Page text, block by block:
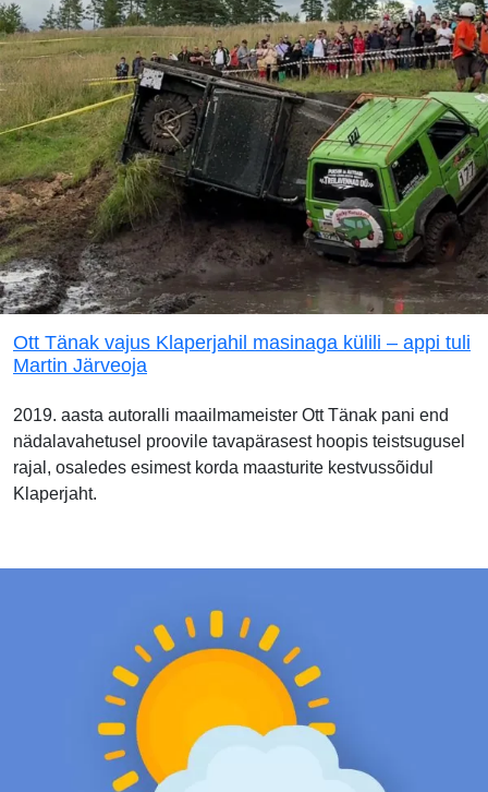
Ott Tänak vajus Klaperjahil masinaga külili – appi tuli
Martin Järveoja
2019. aasta autoralli maailmameister Ott Tänak pani end
nädalavahetusel proovile tavapärasest hoopis teistsugusel
rajal, osaledes esimest korda maasturite kestvussõidul
Klaperjaht.